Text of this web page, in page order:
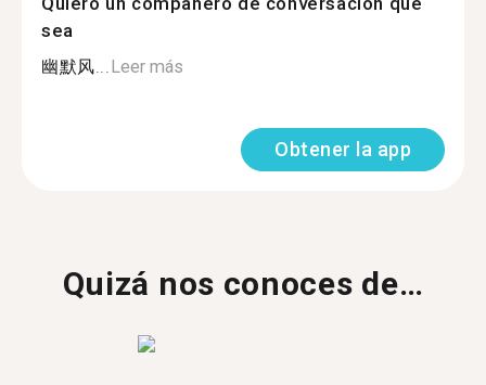
sea
幽默风...Leer más
Obtener la app
Quizá nos conoces de…